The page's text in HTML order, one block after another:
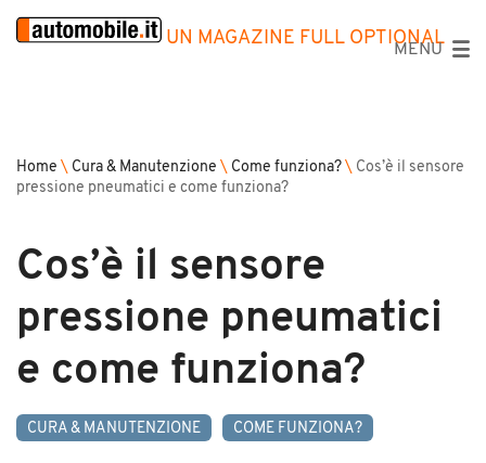
UN MAGAZINE FULL OPTIONAL
MENU
Home \ Cura & Manutenzione \ Come funziona? \ Cos’è il sensore
pressione pneumatici e come funziona?
Cos’è il sensore
pressione pneumatici
e come funziona?
CURA & MANUTENZIONE COME FUNZIONA?